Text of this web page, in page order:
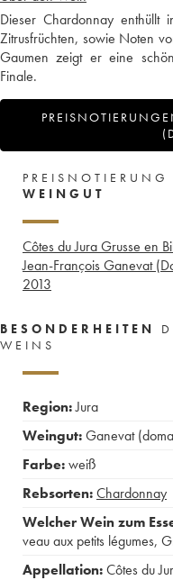
Dieser Chardonnay enthüllt
Zitrusfrüchten, sowie Noten
Gaumen zeigt er eine
Finale.
WEINGUT
Côtes du Jura Grusse en
Jean-François Ganevat
2013
BESONDERHEITEN
WEINS
Region:Jura
Weingut:Ganevat
Farbe:weiß
Rebsorten:Chardonnay
Welcher Wein zum
veau aux petits légumes,
Appellation:Côtes du